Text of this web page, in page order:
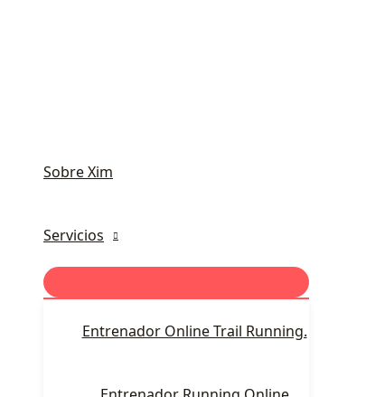
Sobre Xim
Servicios
Entrenador Online Trail Running.